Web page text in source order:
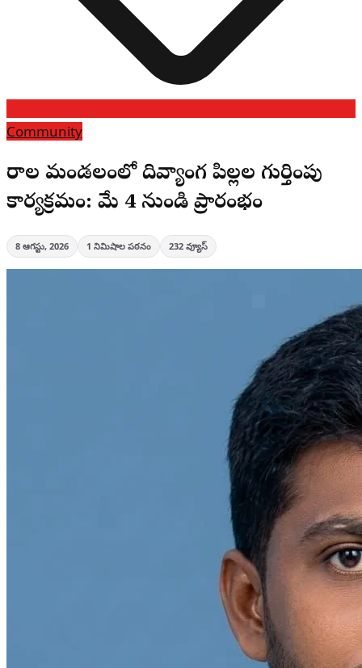
Community
చీరాల మండలంలో దివ్యాంగ పిల్లల గుర్తింపు
కార్యక్రమం: మే 4 నుండి ప్రారంభం
8 ఆగస్టు, 2026 1 నిమిషాల పఠనం 232 వ్యూస్